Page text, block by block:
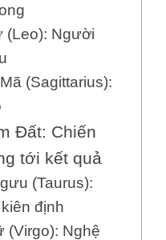
(Leo): Người
(Sagittarius):
Đất: Chiến
tới kết quả
(Taurus):
định
(Virgo): Nghệ